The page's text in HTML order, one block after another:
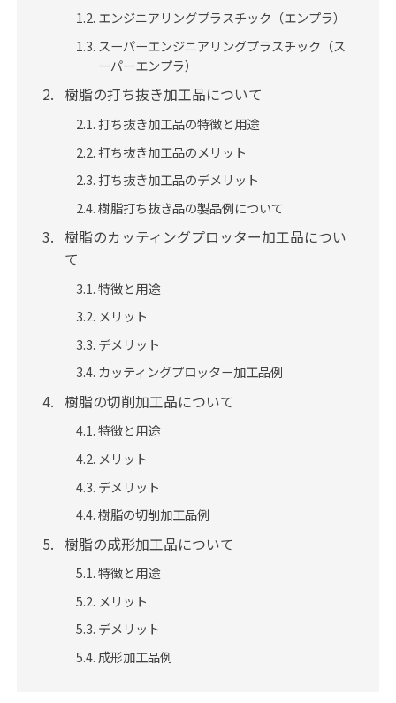
エンジニアリングプラスチック（エンプラ）
スーパーエンジニアリングプラスチック（ス
ーパーエンプラ）
樹脂の打ち抜き加工品について
打ち抜き加工品の特徴と用途
打ち抜き加工品のメリット
打ち抜き加工品のデメリット
樹脂打ち抜き品の製品例について
樹脂のカッティングプロッター加工品につい
て
特徴と用途
メリット
デメリット
カッティングプロッター加工品例
樹脂の切削加工品について
特徴と用途
メリット
デメリット
樹脂の切削加工品例
樹脂の成形加工品について
特徴と用途
メリット
デメリット
成形加工品例